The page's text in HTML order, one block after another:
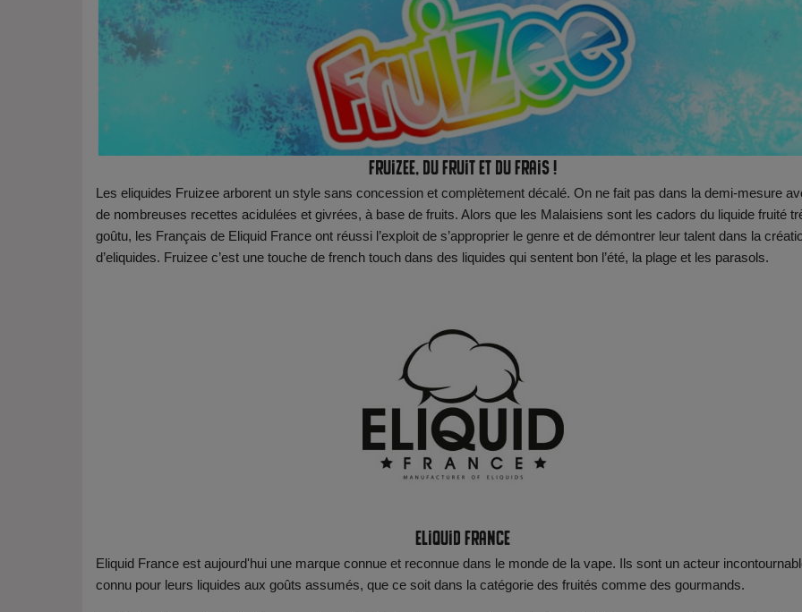
Fruizee, du fruit et du frais !
Les eliquides Fruizee arborent un style sans concession et complètement décalé. On ne fait pas dans la demi-mesure
de nombreuses recettes acidulées et givrées, à base de fruits. Alors que les Malaisiens sont les cadors du liquide fruité
goûtu, les Français de Eliquid France ont réussi l’exploit de s’approprier le genre et de démontrer leur talent dans la
d’eliquides. Fruizee c’est une touche de french touch dans des liquides qui sentent bon l’été, la plage et les parasols.
Eliquid France
Eliquid France est aujourd'hui une marque connue et reconnue dans le monde de la vape. Ils sont un acteur
connu pour leurs liquides aux goûts assumés, que ce soit dans la catégorie des fruités comme des gourmands.